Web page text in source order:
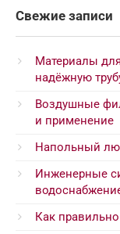
Свежие записи
Материалы
надёжную
Воздушные
и применение
Напольный
Инженерные
Как